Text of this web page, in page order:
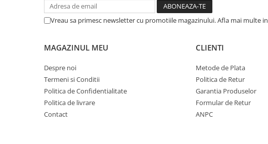
Saltele patuturi copii
Paturi copii
Seturi comode living si dormitor
Vreau sa primesc newsletter cu promotiile magazinului. Afla mai multe in
MAGAZINUL MEU
Despre noi
Termeni si Conditii
Politica de Confidentialitate
Politica de livrare
Contact
CLIENTI
Metode de Plata
Politica de Retur
Garantia Produselor
Formular de Retur
ANPC